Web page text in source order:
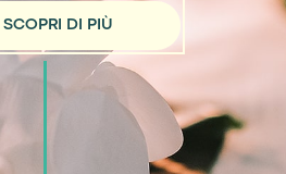
SCOPRI DI PIÙ